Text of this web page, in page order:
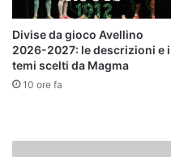
Divise da gioco Avellino
2026-2027: le descrizioni e i
temi scelti da Magma
10 ore fa